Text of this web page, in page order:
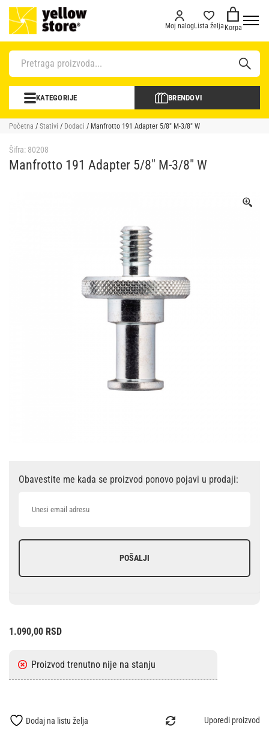
Moj nalogLista želja Korpa
KATEGORIJE BRENDOVI
Početna / Stativi / Dodaci / Manfrotto 191 Adapter 5/8″ M-3/8″ W
Šifra: 80208
Manfrotto 191 Adapter 5/8″ M-3/8″ W
1.090,00 RSD
Obavestite me kada se proizvod ponovo pojavi u prodaji:
POŠALJI
Dodaj na listu želja Uporedi proizvod